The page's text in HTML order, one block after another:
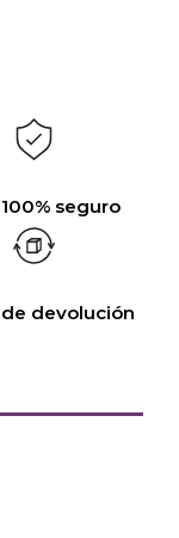
seguro
de devolución